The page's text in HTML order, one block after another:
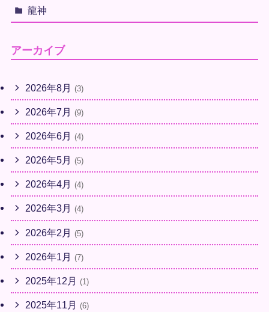
龍神
アーカイブ
2026年8月 (3)
2026年7月 (9)
2026年6月 (4)
2026年5月 (5)
2026年4月 (4)
2026年3月 (4)
2026年2月 (5)
2026年1月 (7)
2025年12月 (1)
2025年11月 (6)